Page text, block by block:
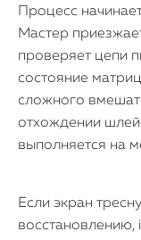
Процесс
Мастер
проверяет цепи
состояние
сложного
отхождении
выполняется на
Если экран
восстановлению,